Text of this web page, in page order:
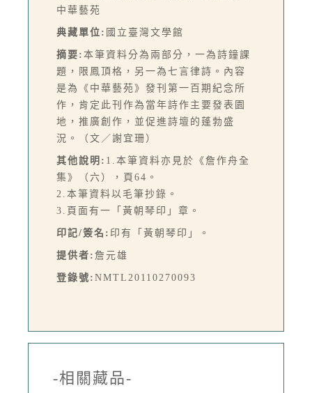
中華藝苑
典藏單位: 國立臺灣文學館
摘要: 本筆資料分為兩部分，一為詩鐘課
題，限鳳頂格，另一為七言律詩。內容
是為《中華藝苑》發刊第一百期紀念所
作，肯定此刊作為當年詩作主要發表園
地，推廣創作，並促進詩壇的蓬勃盛
況。（文／謝宜珊）
其他說明: 1.本筆資料亦見於《詹作舟全
集》（六），頁64。
2.本筆資料以毛筆抄錄。
3.頁面有一「黃朝琴印」章。
印記/簽名: 印有「黃朝琴印」。
提供者: 詹元雄
登錄號: NMTL20110270093
-相關藏品-